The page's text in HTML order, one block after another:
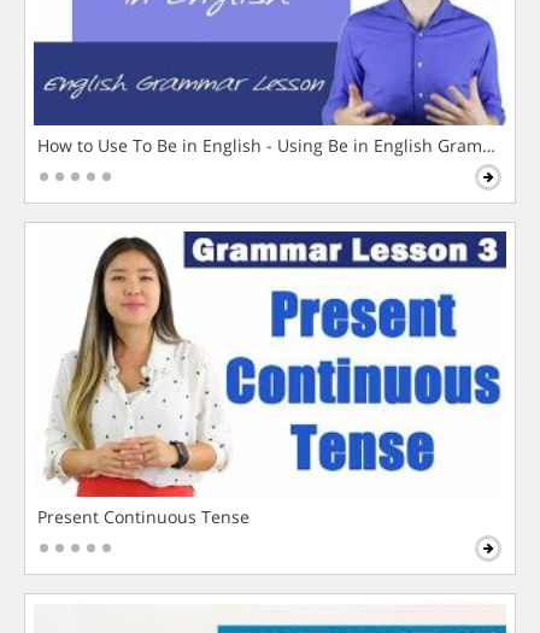
How to Use To Be in English - Using Be in English Grammar
Present Continuous Tense